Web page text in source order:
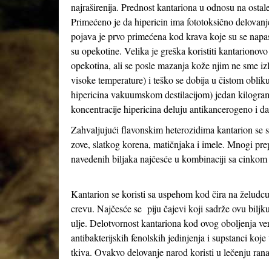
najraširenija. Prednost kantariona u odnosu na
Primećeno je da hipericin ima fototoksično
pojava je prvo primećena kod krava koje su se
su opekotine. Velika je greška koristiti
opekotina, ali se posle mazanja kože njim ne sme
visoke temperature) i teško se dobija u čistom
hipericina vakuumskom destilacijom) jedan
koncentracije hipericina deluju antikancerogeno i
Zahvaljujući flavonskim heterozidima kantarion se
zove, slatkog korena, matičnjaka i imele. Mnogi
navedenih biljaka najčesće u kombinaciji sa
Kantarion se koristi sa uspehom kod čira na
crevu. Najčesće se piju čajevi koji sadrže ovu
ulje. Delotvornost kantariona kod ovog oboljenja
antibakterijskih fenolskih jedinjenja i supstanci koje
tkiva. Ovakvo delovanje narod koristi u lečenju